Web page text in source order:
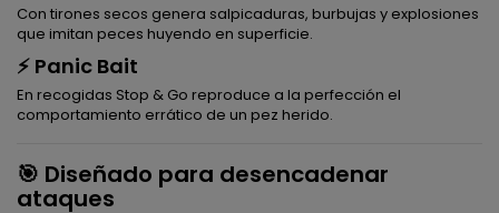
Con tirones secos genera salpicaduras, burbujas y explosiones
que imitan peces huyendo en superficie.
⚡ Panic Bait
En recogidas Stop & Go reproduce a la perfección el
comportamiento errático de un pez herido.
🎯 Diseñado para desencadenar
ataques